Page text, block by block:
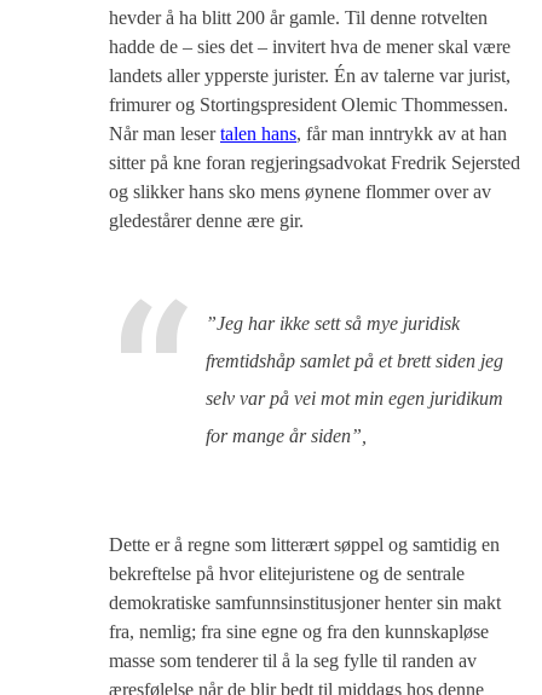
hevder å ha blitt 200 år gamle. Til denne rotvelten
hadde de – sies det – invitert hva de mener skal være
landets aller ypperste jurister. Én av talerne var jurist,
frimurer og Stortingspresident Olemic Thommessen.
Når man lesertalen hans, får man inntrykk av at han
sitter på kne foran regjeringsadvokat Fredrik Sejersted
og slikker hans sko mens øynene flommer over av
gledestårer denne ære gir.
”Jeg har ikke sett så mye juridisk
fremtidshåp samlet på et brett siden jeg
selv var på vei mot min egen juridikum
for mange år siden”,
Dette er å regne som litterært søppel og samtidig en
bekreftelse på hvor elitejuristene og de sentrale
demokratiske samfunnsinstitusjoner henter sin makt
fra, nemlig; fra sine egne og fra den kunnskapløse
masse som tenderer til å la seg fylle til randen av
æresfølelse når de blir bedt til middags hos denne